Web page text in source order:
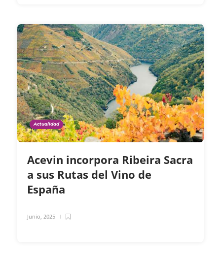
Actualidad
Acevin incorpora Ribeira Sacra
a sus Rutas del Vino de
España
Junio, 2025